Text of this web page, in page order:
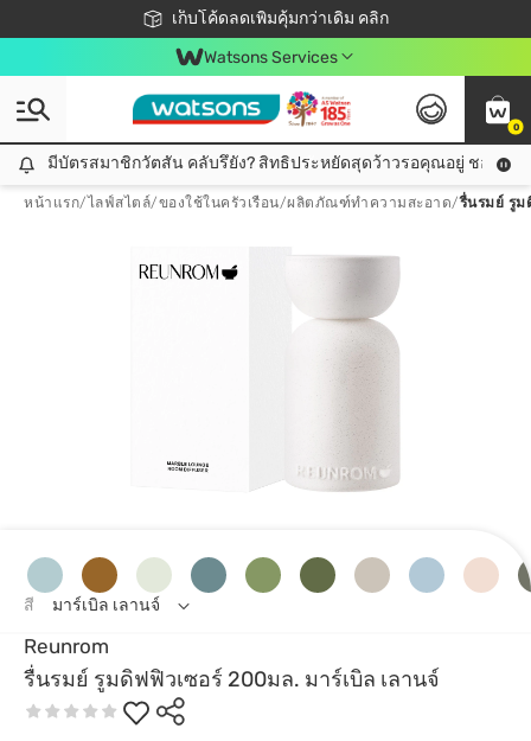
เก็บโค้ดลดเพิ่มคุ้มกว่าเดิม คลิก
ชอปออนไลน์ครั้งแรก ลดเพิ่มจุก ๆ 10%! 🎉
📦ส่งฟรี! เมื่อชอป 499฿
สมาชิกวัตสัน คลับดียังไง?
Watsons Services
0
มีบัตรสมาชิกวัตสัน คลับรึยัง? สิทธิประหยัดสุดว้าวรอคุณอยู่ ชอปคุ้มกว่าเดิม คลิก!
มีบัตรสมาชิกวัตสัน คลับรึยัง? สิทธิประหยัดสุดว้าวรอคุณอยู่ ชอปคุ้มก
หน้าแรก/ไลฟ์สไตล์/ของใช้ในครัวเรือน/ผลิตภัณฑ์ทำความสะอาด/รื่นรมย์ รูม
Reunrom
รื่นรมย์ รูมดิฟฟิวเซอร์ 200มล. มาร์เบิล เลานจ์
สี มาร์เบิล เลานจ์